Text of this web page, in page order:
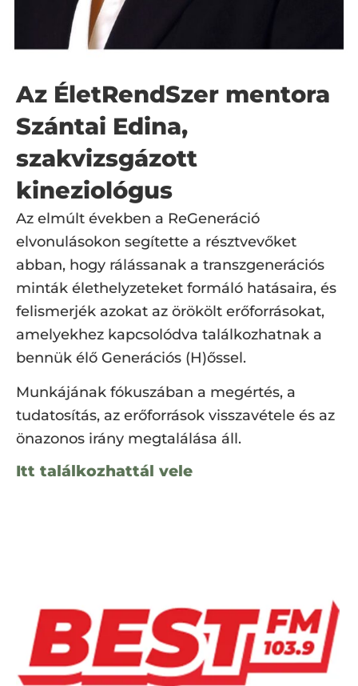
Az ÉletRendSzer mentora
Szántai Edina,
szakvizsgázott
kineziológus
Az elmúlt években a ReGeneráció
elvonulásokon segítette a résztvevőket
abban, hogy rálássanak a transzgenerációs
minták élethelyzeteket formáló hatásaira, és
felismerjék azokat az örökölt erőforrásokat,
amelyekhez kapcsolódva találkozhatnak a
bennük élő Generációs (H)őssel.
Munkájának fókuszában a megértés, a
tudatosítás, az erőforrások visszavétele és az
önazonos irány megtalálása áll.
Itt találkozhattál vele